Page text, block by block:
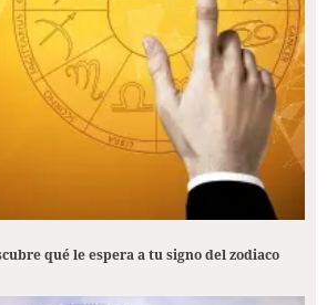
qué le espera a tu signo del zodiaco